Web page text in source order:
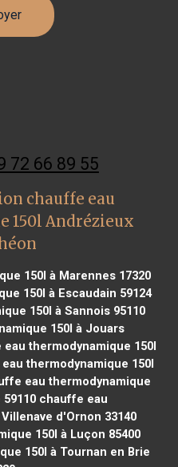
72 66 89 55
chauffe eau
150l Andrézieux
150l à Marennes 17320
150l à Escaudain 59124
150l à Sannois 95110
150l à Jouars
thermodynamique 150l
thermodynamique 150l
eau thermodynamique
chauffe eau
d'Ornon 33140
150l à Luçon 85400
150l à Tournan en Brie